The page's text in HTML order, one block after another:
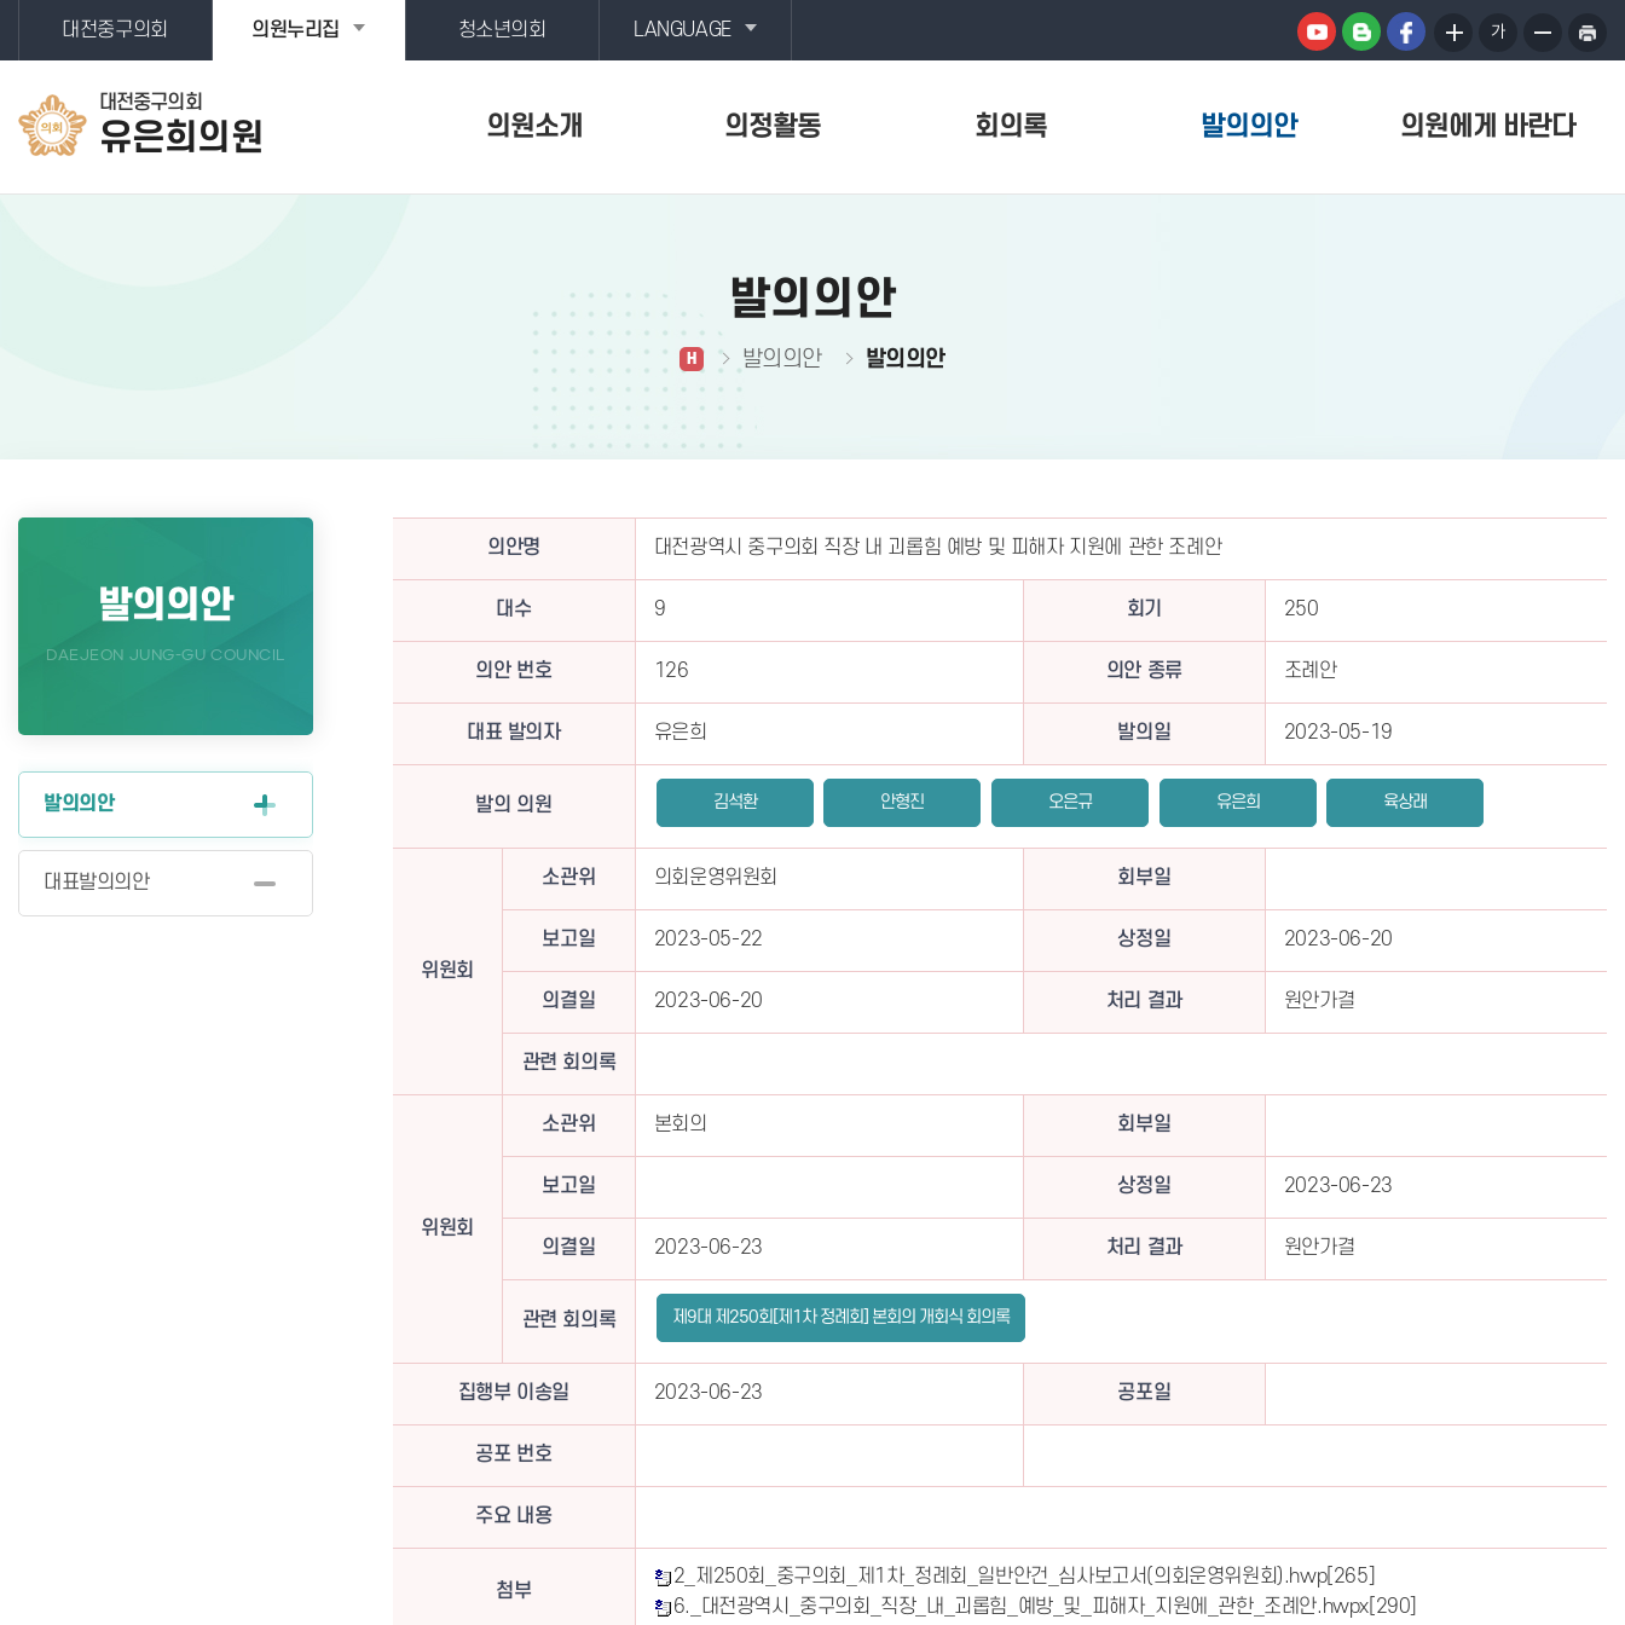
대전중구의회
의원누리집 청소년의회 LANGUAGE 가
대전중구의회
유은희 의원 의원소개 의정활동 회의록 발의의안 의원에게 바란다
발의의안
H 발의의안 발의의안
발의의안
DAEJEON JUNG-GU COUNCIL
발의의안
대표발의의안
의안명 대전광역시 중구의회 직장 내 괴롭힘 예방 및 피해자 지원에 관한 조례안
대수 9 회기 250
의안 번호 126 의안 종류 조례안
대표 발의자 유은희 발의일 2023-05-19
발의 의원 김석환 안형진 오은규 유은희 육상래
위원회
소관위 의회운영위원회 회부일
보고일 2023-05-22 상정일 2023-06-20
의결일 2023-06-20 처리 결과 원안가결
관련 회의록
위원회
소관위 본회의 회부일
보고일 상정일 2023-06-23
의결일 2023-06-23 처리 결과 원안가결
관련 회의록 제9대 제250회[제1차 정례회] 본회의 개회식 회의록
집행부 이송일 2023-06-23 공포일
공포 번호
주요 내용
첨부
2_제250회_중구의회_제1차_정례회_일반안건_심사보고서(의회운영위원회).hwp[265]
6._대전광역시_중구의회_직장_내_괴롭힘_예방_및_피해자_지원에_관한_조례안.hwpx [290]